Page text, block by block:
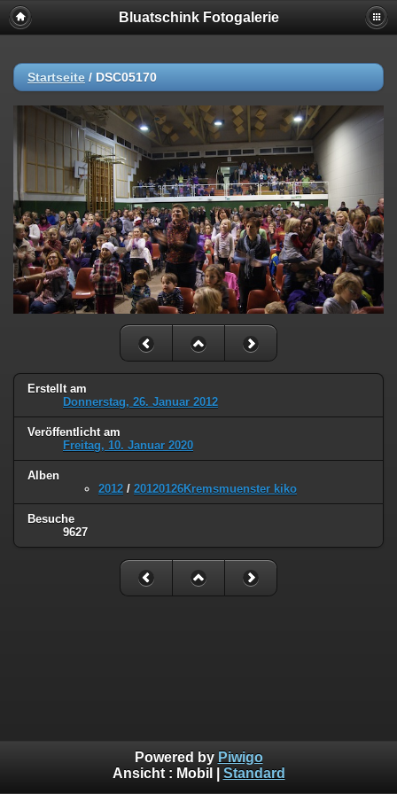
Bluatschink Fotogalerie
Startseite / DSC05170
Erstellt am
Donnerstag, 26. Januar 2012
Veröffentlicht am
Freitag, 10. Januar 2020
Alben
2012 / 20120126Kremsmuenster kiko
Besuche
9627
Powered by Piwigo
Ansicht : Mobil Standard